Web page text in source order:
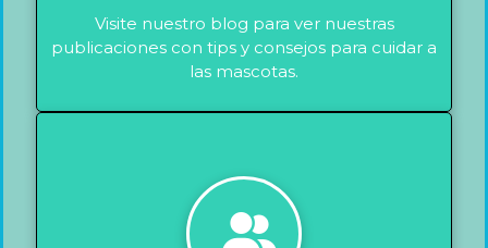
Visite nuestro blog para ver nuestras
publicaciones con tips y consejos para cuidar a
las mascotas.